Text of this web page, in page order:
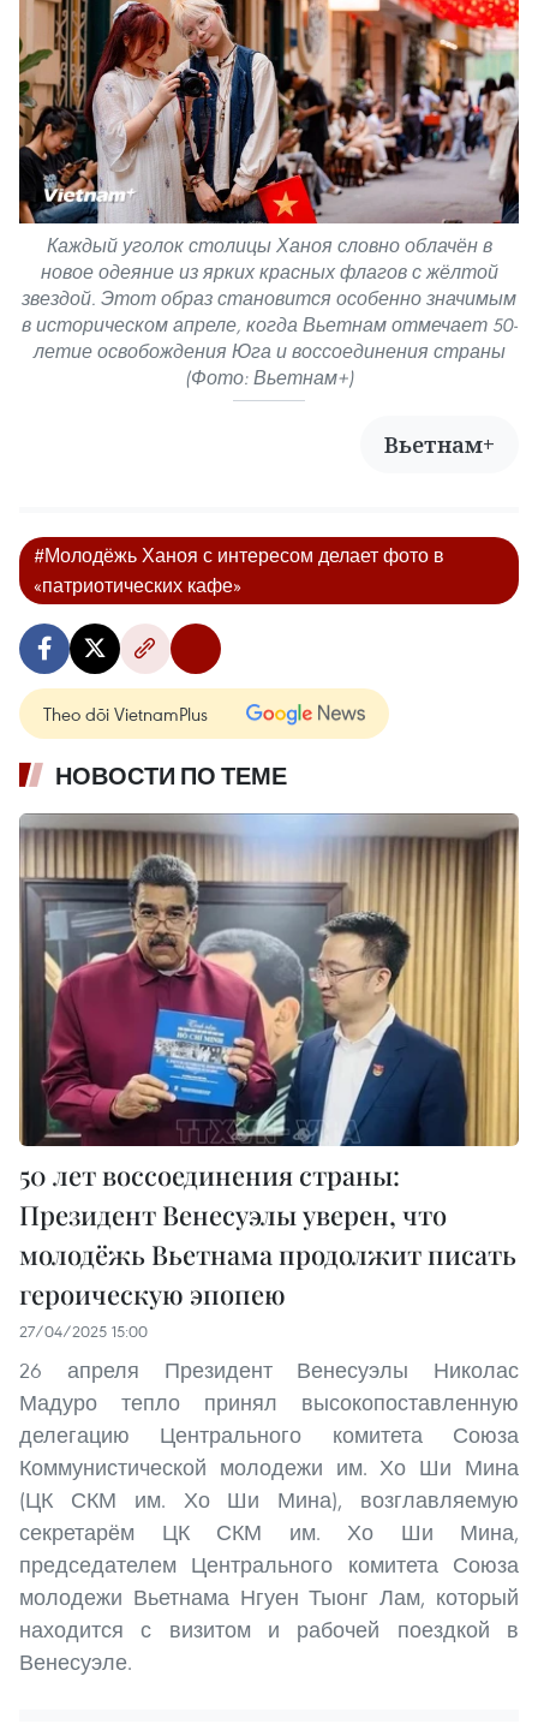
Каждый уголок столицы Ханоя словно облачён в
новое одеяние из ярких красных флагов с жёлтой
звездой. Этот образ становится особенно значимым
в историческом апреле, когда Вьетнам отмечает 50-
летие освобождения Юга и воссоединения страны
(Фото: Вьетнам+)
Вьетнам+
#Молодёжь Ханоя с интересом делает фото в
«патриотических кафе»
Theo dõi VietnamPlus
НОВОСТИ ПО ТЕМЕ
50 лет воссоединения страны:
Президент Венесуэлы уверен, что
молодёжь Вьетнама продолжит писать
героическую эпопею
27/04/2025 15:00
26 апреля Президент Венесуэлы Николас
Мадуро тепло принял высокопоставленную
делегацию Центрального комитета Союза
Коммунистической молодежи им. Хо Ши Мина
(ЦК СКМ им. Хо Ши Мина), возглавляемую
секретарём ЦК СКМ им. Хо Ши Мина,
председателем Центрального комитета Союза
молодежи Вьетнама Нгуен Тыонг Лам, который
находится с визитом и рабочей поездкой в
Венесуэле.